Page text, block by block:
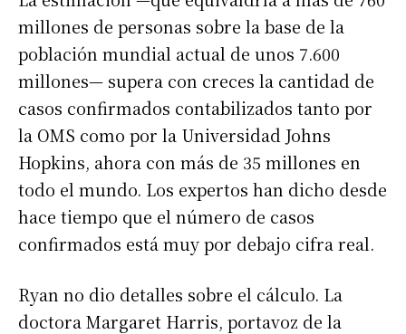
millones de personas sobre la base de la
población mundial actual de unos 7.600
millones— supera con creces la cantidad de
casos confirmados contabilizados tanto por
la OMS como por la Universidad Johns
Hopkins, ahora con más de 35 millones en
todo el mundo. Los expertos han dicho desde
hace tiempo que el número de casos
confirmados está muy por debajo cifra real.
Ryan no dio detalles sobre el cálculo. La
doctora Margaret Harris, portavoz de la